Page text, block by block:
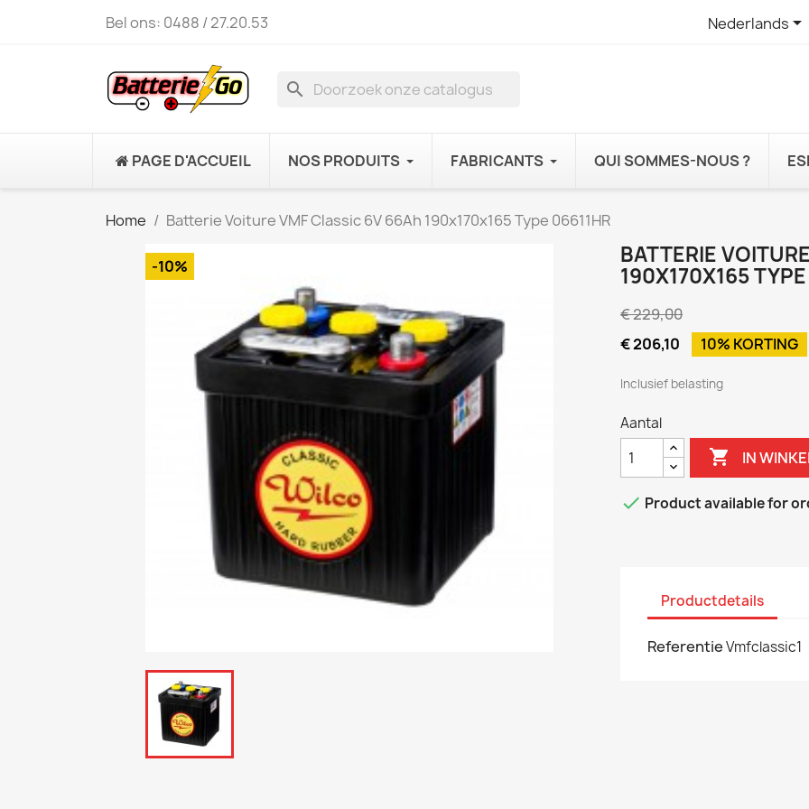
Bel ons: 0488 / 27.20.53 Nederlands
search
PAGE D'ACCUEIL NOS PRODUITS FABRICANTS QUI SOMMES-NOUS ?
Home Batterie Voiture VMF Classic 6V 66Ah 190x170x165 Type 06611HR
-10%
BATTERIE
190X170X165
€ 229,00
€ 206,10
10% KORTING
Inclusief belasting
Aantal
 IN
 Product available for
Productdetails
ReferentieVmfclassic1